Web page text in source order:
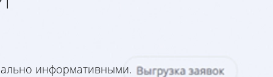
информативными.